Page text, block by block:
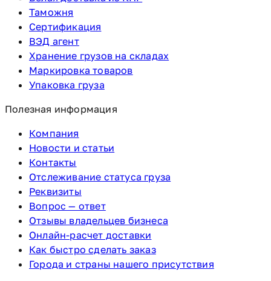
Таможня
Сертификация
ВЭД агент
Хранение грузов на складах
Маркировка товаров
Упаковка груза
Полезная информация
Компания
Новости и статьи
Контакты
Отслеживание статуса груза
Реквизиты
Вопрос — ответ
Отзывы владельцев бизнеса
Онлайн-расчет доставки
Как быстро сделать заказ
Города и страны нашего присутствия